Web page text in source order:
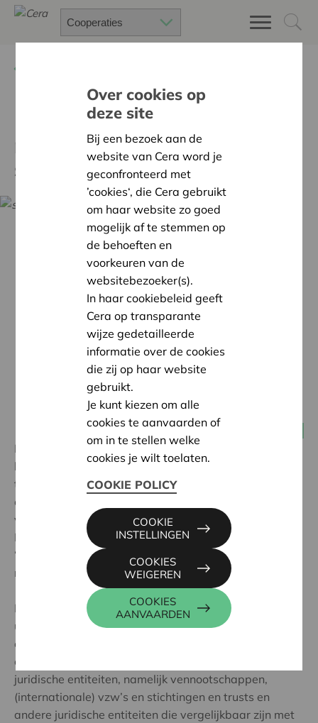
Uitstel: coöperaties,
registreer je UBO’s voor 30
september
19 februari 2019
De wet van 18 september 2017 tot voorkoming van
het witwassen van geld en de financiering van
terrorisme en tot beperking van het gebruik van
contanten (hierna de “Wet”) voorziet in het invoeren
van een register van uiteindelijke begunstigden in
België (in het Engels ‘UBO’ genoemd, dat staat voor
‘Ultimate Beneficial Owner’; hierna het “UBO-
register”).
De Wet somt verschillende categorieën van
uiteindelijke begunstigden op volgens de juridische
entiteit waaraan ze verbonden zijn. In de Wet wordt
een onderscheid gemaakt tussen drie soorten
juridische entiteiten, namelijk vennootschappen,
(internationale) vzw’s en stichtingen en trusts en
andere juridische entiteiten die vergelijkbaar zijn met
Over cookies op
deze site
Bij een bezoek aan de
website van Cera word je
geconfronteerd met
’cookies‘, die Cera gebruikt
om haar website zo goed
mogelijk af te stemmen op
de behoeften en
voorkeuren van de
websitebezoeker(s).
In haar cookiebeleid geeft
Cera op transparante
wijze gedetailleerde
informatie over de cookies
die zij op haar website
gebruikt.
Je kunt kiezen om alle
cookies te aanvaarden of
om in te stellen welke
cookies je wilt toelaten.
COOKIE POLICY
COOKIES
AANVAARDEN
COOKIES
WEIGEREN
COOKIE
INSTELLINGEN